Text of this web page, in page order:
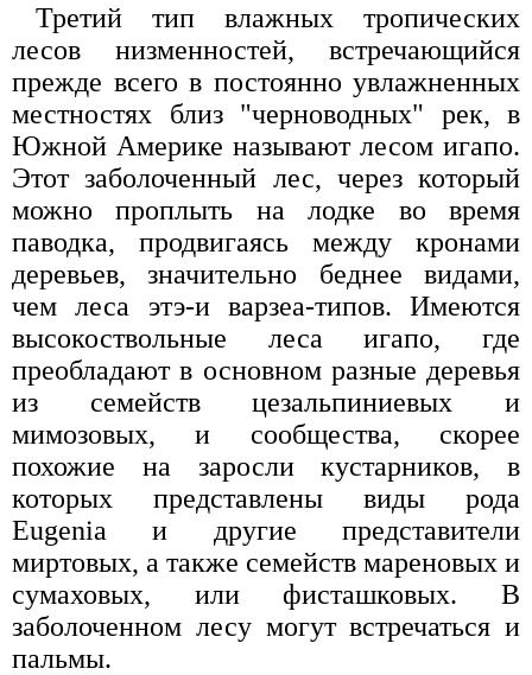
Третий тип влажных тропических
лесов низменностей, встречающийся
прежде всего в постоянно увлажненных
местностях близ "черноводных" рек, в
Южной Америке называют лесом игапо.
Этот заболоченный лес, через который
можно проплыть на лодке во время
паводка, продвигаясь между кронами
деревьев, значительно беднее видами,
чем леса этэ-и варзеа-типов. Имеются
высокоствольные леса игапо, где
преобладают в основном разные деревья
из семейств цезальпиниевых и
мимозовых, и сообщества, скорее
похожие на заросли кустарников, в
которых представлены виды рода
Eugenia и другие представители
миртовых, а также семейств мареновых и
сумаховых, или фисташковых. В
заболоченном лесу могут встречаться и
пальмы.